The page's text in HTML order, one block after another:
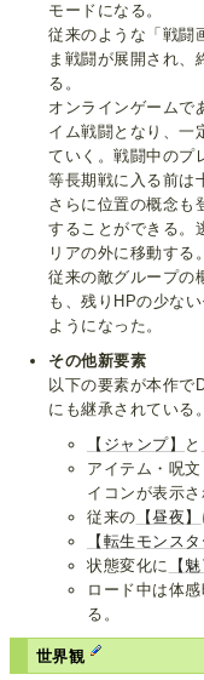
モードになる。
従来のような「戦闘
ま戦闘が展開され、
る。
オンラインゲームで
イム戦闘となり、一
ていく。戦闘中のプ
等長期戦に入る前は
さらに位置の概念も
することができる。
リアの外に移動する。
従来の敵グループの
も、残りHPの少な
ようになった。
その他新要素
以下の要素が本作で
にも継承されている。
【ジャンプ】
と
アイテム・呪
イコンが表示さ
従来の 【昼夜】
【転生モンスタ
状態変化に
【
ロード中は体
る。
世界観